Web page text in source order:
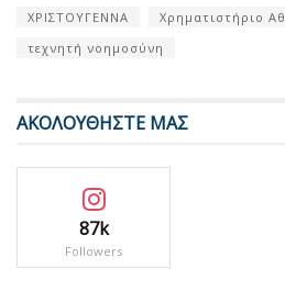
ΧΡΙΣΤΟΥΓΕΝΝΑ
Χρηματιστήριο
τεχνητή νοημοσύνη
ΑΚΟΛΟΥΘΗΣΤΕ ΜΑΣ
87k
Followers